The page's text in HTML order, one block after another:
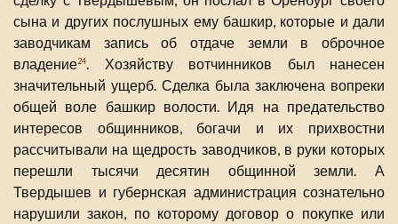
сына и других послушных ему башкир, которые и дали
заводчикам запись об отдаче земли в оброчное
владение24. Хозяйству вотчинников был нанесен
значительный ущерб. Сделка была заключена вопреки
общей воле башкир волости. Идя на предательство
интересов общинников, богачи и их прихвостни
рассчитывали на щедрость заводчиков, в руки которых
перешли тысячи десятин общинной земли. А
Твердышев и губернская администрация сознательно
нарушили закон, по которому договор о покупке или